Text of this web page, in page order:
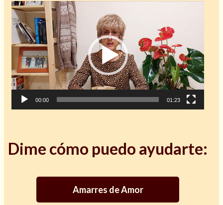
Cómo alejar a la amante de mi esposo
de
vídeo
00:00 01:23
Dime cómo puedo ayudarte:
Amarres de Amor